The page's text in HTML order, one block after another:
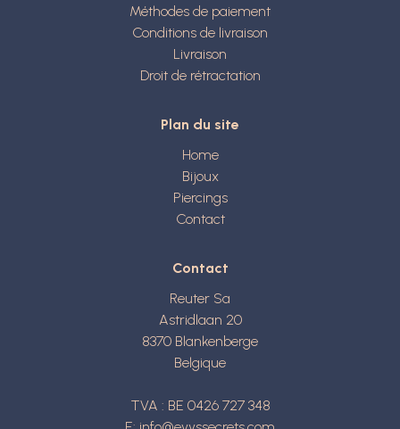
Méthodes de paiement
Conditions de livraison
Livraison
Droit de rétractation
Plan du site
Home
Bijoux
Piercings
Contact
Contact
Reuter Sa
Astridlaan 20
8370 Blankenberge
Belgique
TVA : BE 0426 727 348